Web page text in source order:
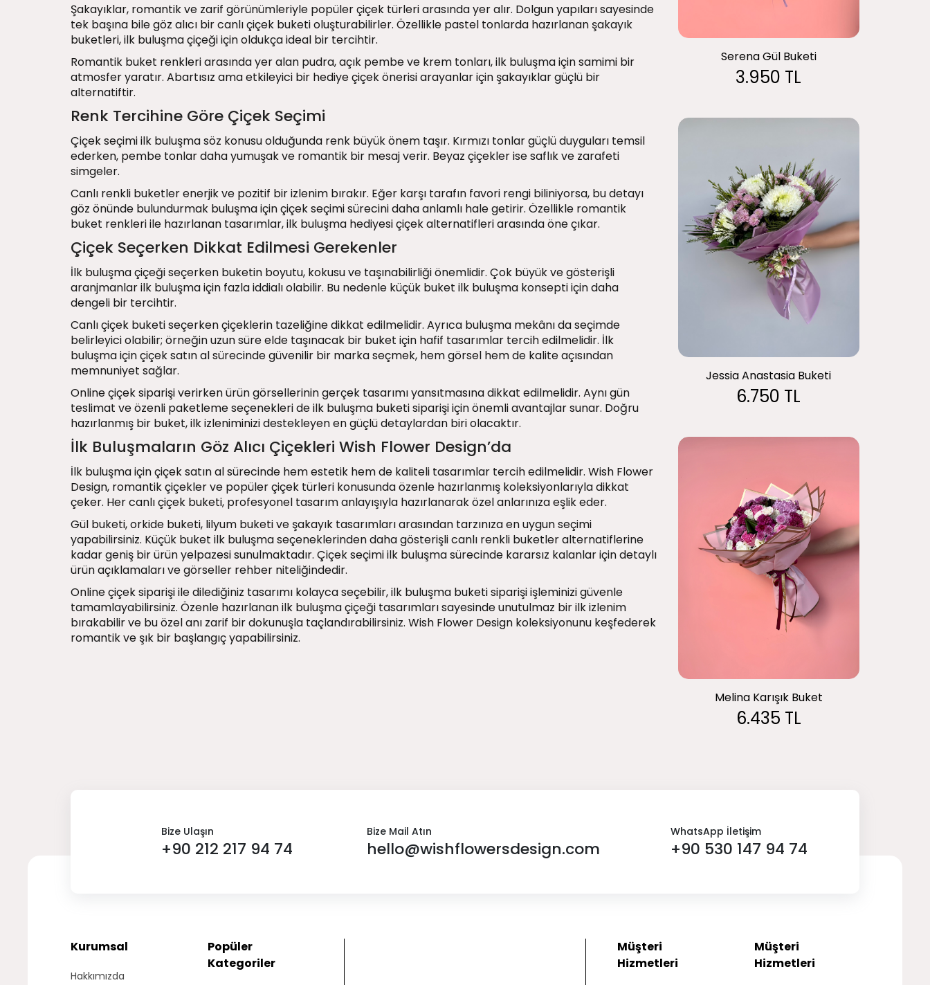
Şakayıklar, romantik ve zarif görünümleriyle popüler çiçek türleri arasında yer alır. Dolgun yapıları sayesinde
tek başına bile göz alıcı bir canlı çiçek buketi oluşturabilirler. Özellikle pastel tonlarda hazırlanan şakayık
buketleri, ilk buluşma çiçeği için oldukça ideal bir tercihtir.
Romantik buket renkleri arasında yer alan pudra, açık pembe ve krem tonları, ilk buluşma için samimi bir
atmosfer yaratır. Abartısız ama etkileyici bir hediye çiçek önerisi arayanlar için şakayıklar güçlü bir
alternatiftir.
Renk Tercihine Göre Çiçek Seçimi
Çiçek seçimi ilk buluşma söz konusu olduğunda renk büyük önem taşır. Kırmızı tonlar güçlü duyguları temsil
ederken, pembe tonlar daha yumuşak ve romantik bir mesaj verir. Beyaz çiçekler ise saflık ve zarafeti
simgeler.
Canlı renkli buketler enerjik ve pozitif bir izlenim bırakır. Eğer karşı tarafın favori rengi biliniyorsa, bu detayı
göz önünde bulundurmak buluşma için çiçek seçimi sürecini daha anlamlı hale getirir. Özellikle romantik
buket renkleri ile hazırlanan tasarımlar, ilk buluşma hediyesi çiçek alternatifleri arasında öne çıkar.
Çiçek Seçerken Dikkat Edilmesi Gerekenler
İlk buluşma çiçeği seçerken buketin boyutu, kokusu ve taşınabilirliği önemlidir. Çok büyük ve gösterişli
aranjmanlar ilk buluşma için fazla iddialı olabilir. Bu nedenle küçük buket ilk buluşma konsepti için daha
dengeli bir tercihtir.
Canlı çiçek buketi seçerken çiçeklerin tazeliğine dikkat edilmelidir. Ayrıca buluşma mekânı da seçimde
belirleyici olabilir; örneğin uzun süre elde taşınacak bir buket için hafif tasarımlar tercih edilmelidir. İlk
buluşma için çiçek satın al sürecinde güvenilir bir marka seçmek, hem görsel hem de kalite açısından
memnuniyet sağlar.
Online çiçek siparişi verirken ürün görsellerinin gerçek tasarımı yansıtmasına dikkat edilmelidir. Aynı gün
teslimat ve özenli paketleme seçenekleri de ilk buluşma buketi siparişi için önemli avantajlar sunar. Doğru
hazırlanmış bir buket, ilk izleniminizi destekleyen en güçlü detaylardan biri olacaktır.
İlk Buluşmaların Göz Alıcı Çiçekleri Wish Flower Design’da
İlk buluşma için çiçek satın al sürecinde hem estetik hem de kaliteli tasarımlar tercih edilmelidir. Wish Flower
Design, romantik çiçekler ve popüler çiçek türleri konusunda özenle hazırlanmış koleksiyonlarıyla dikkat
çeker. Her canlı çiçek buketi, profesyonel tasarım anlayışıyla hazırlanarak özel anlarınıza eşlik eder.
Gül buketi, orkide buketi, lilyum buketi ve şakayık tasarımları arasından tarzınıza en uygun seçimi
yapabilirsiniz. Küçük buket ilk buluşma seçeneklerinden daha gösterişli canlı renkli buketler alternatiflerine
kadar geniş bir ürün yelpazesi sunulmaktadır. Çiçek seçimi ilk buluşma sürecinde kararsız kalanlar için detaylı
ürün açıklamaları ve görseller rehber niteliğindedir.
Online çiçek siparişi ile dilediğiniz tasarımı kolayca seçebilir, ilk buluşma buketi siparişi işleminizi güvenle
tamamlayabilirsiniz. Özenle hazırlanan ilk buluşma çiçeği tasarımları sayesinde unutulmaz bir ilk izlenim
bırakabilir ve bu özel anı zarif bir dokunuşla taçlandırabilirsiniz. Wish Flower Design koleksiyonunu keşfederek
romantik ve şık bir başlangıç yapabilirsiniz.
Serena Gül Buketi
3.950 TL
Jessia Anastasia Buketi
6.750 TL
Melina Karışık Buket
6.435 TL
Bize Ulaşın
+90 212 217 94 74
Bize Mail Atın
hello@wishflowersdesign.com
WhatsApp İletişim
+90 530 147 94 74
Kurumsal
Hakkımızda
Popüler
Kategoriler
Müşteri
Hizmetleri
Müşteri
Hizmetleri